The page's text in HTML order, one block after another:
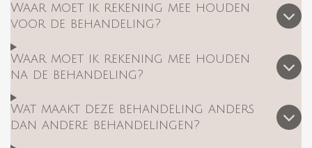
Waar moet ik rekening mee houden
voor de behandeling?
Waar moet ik rekening mee houden
na de behandeling?
Wat maakt deze behandeling anders
dan andere behandelingen?